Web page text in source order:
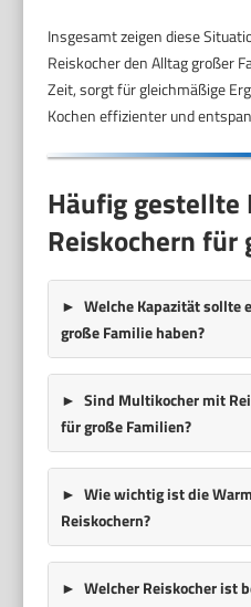
Insgesamt zeigen diese
Reiskocher den Alltag großer
Zeit, sorgt für gleichmäßige
Kochen effizienter und
Häufig gestellte
Reiskochern für
Welche Kapazität sollte
große Familie haben?
Sind Multikocher mit
für große Familien?
Wie wichtig ist die
Reiskochern?
Welcher Reiskocher ist